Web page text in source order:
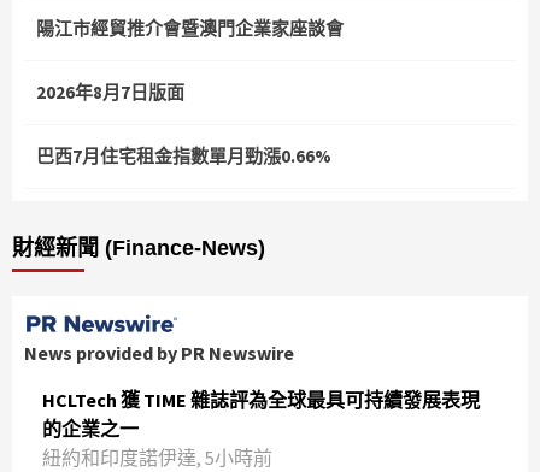
陽江市經貿推介會暨澳門企業家座談會
2026年8月7日版面
巴西7月住宅租金指數單月勁漲0.66%
財經新聞 (Finance-News)
News provided by PR Newswire
HCLTech 獲 TIME 雜誌評為全球最具可持續發展表現
的企業之一
紐約和印度諾伊達, 5小時前